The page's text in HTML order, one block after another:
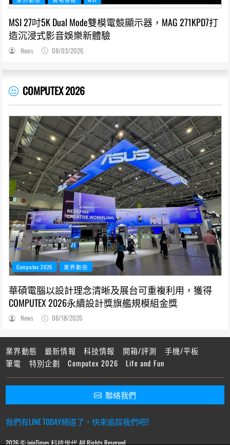
MSI 27吋5K Dual Mode雙模電競顯示器，MAG 271KPD7打
造沉浸式影音娛樂新體驗
News 08/03/2026
COMPUTEX 2026
Computex 2026 業界動態
華碩電腦以設計理念清晰及展台可重複利用，獲得
COMPUTEX 2026永續設計獎旗艦規模組金獎
News 06/18/2026
業界動態 最新情報 科技情報 開箱/評測
手機/平板
筆電
特別企劃 Computex 2026 Life and Fun
聯絡我們
我們有LINE TODAY頻道了，快來追踪我們吧!!
2026 © ioioTimes 科技世代 All Rights Reserved.